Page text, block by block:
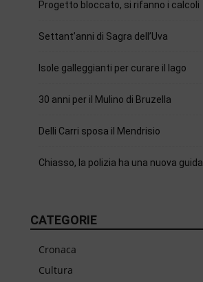
Progetto bloccato, si rifanno i calcoli
Settant’anni di Sagra dell’Uva
Isole galleggianti per curare il lago
30 anni per il Mulino di Bruzella
Delli Carri sposa il Mendrisio
Chiasso, la polizia ha una nuova guida
CATEGORIE
Cronaca
Cultura